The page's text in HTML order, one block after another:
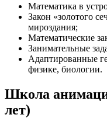
Математика в
Закон «золотого
мироздания;
Математические
Занимательные
Адаптированные
физике, биологии.
Школа
лет)